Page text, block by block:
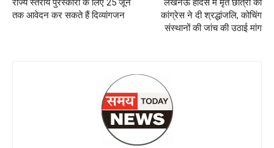
राज्य स्तरीय पुरस्कारों के लिए 25 जून
तक आवेदन कर सकते हैं दिव्यांगजन
लखनऊ हादसे में मृत छात्रों को
कांग्रेस ने दी श्रद्धांजलि, कोचिंग
संस्थानों की जांच की उठाई मांग